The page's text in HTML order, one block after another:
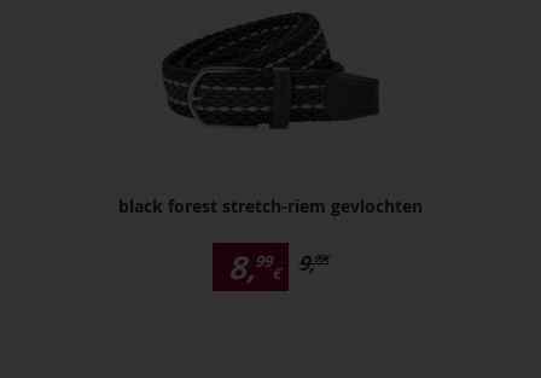
black forest stretch-riem gevlochten
8,99
€ 9,99€